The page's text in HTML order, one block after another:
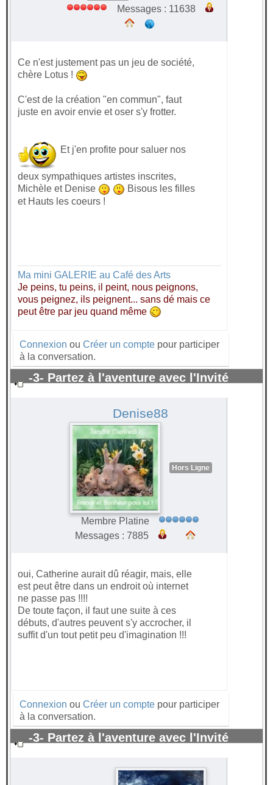
Messages : 11638
Ce n'est justement pas un jeu de société,
chère Lotus !
C'est de la création "en commun", faut
juste en avoir envie et oser s'y frotter.
Et j'en profite pour saluer nos
deux sympathiques artistes inscrites,
Michèle et Denise
Bisous les filles
et Hauts les coeurs !
Ma mini GALERIE au Café des Arts
Je peins, tu peins, il peint, nous peignons,
vous peignez, ils peignent... sans dé mais ce
peut être par jeu quand même
Connexion ou Créer un compte pour participer
à la conversation.
-3- Partez à l'aventure avec l'Invité
Denise88
Hors Ligne
Membre Platine
Messages : 7885
oui, Catherine aurait dû réagir, mais, elle
est peut être dans un endroit où internet
ne passe pas !!!!
De toute façon, il faut une suite à ces
débuts, d'autres peuvent s'y accrocher, il
suffit d'un tout petit peu d'imagination !!!
Connexion ou Créer un compte pour participer
à la conversation.
-3- Partez à l'aventure avec l'Invité